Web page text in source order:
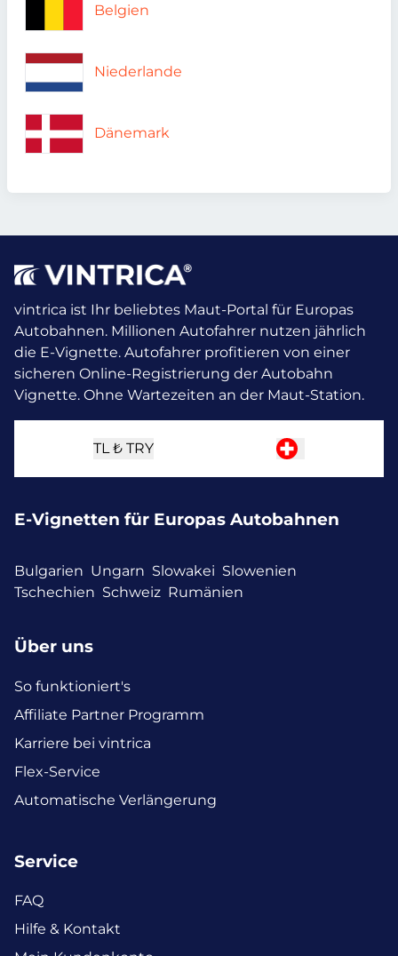
Belgien
Niederlande
Dänemark
vintrica ist Ihr beliebtes Maut-Portal für Europas
Autobahnen. Millionen Autofahrer nutzen jährlich
die E-Vignette. Autofahrer profitieren von einer
sicheren Online-Registrierung der Autobahn
Vignette. Ohne Wartezeiten an der Maut-Station.
TL ₺ TRY
E-Vignetten für Europas Autobahnen
Bulgarien Ungarn Slowakei Slowenien
Tschechien Schweiz Rumänien
Über uns
So funktioniert's
Affiliate Partner Programm
Karriere bei vintrica
Flex-Service
Automatische Verlängerung
Service
FAQ
Hilfe & Kontakt